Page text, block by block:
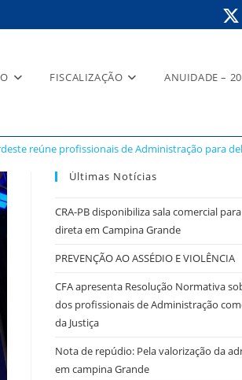
FISCALIZAÇÃO ANUIDADE –
reúne profissionais de Administração para
Últimas Notícias
CRA-PB disponibiliza sala comercial
direta em Campina Grande
PREVENÇÃO AO ASSÉDIO E VIOLÊNCIA
CFA apresenta Resolução Normativa
dos profissionais de Administração
da Justiça
Nota de repúdio: Pela valorização da
em campina Grande